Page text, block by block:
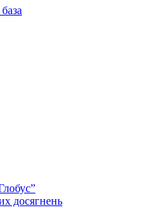
досягнень